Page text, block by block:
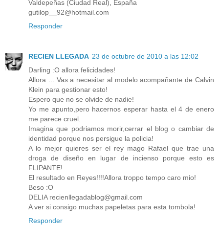
Valdepeñas (Ciudad Real), España
gutilop__92@hotmail.com
Responder
RECIEN LLEGADA 23 de octubre de 2010 a las 12:02
Darling :O allora felicidades!
Allora ... Vas a necesitar al modelo acompañante de Calvin
Klein para gestionar esto!
Espero que no se olvide de nadie!
Yo me apunto,pero hacernos esperar hasta el 4 de enero
me parece cruel.
Imagina que podriamos morir,cerrar el blog o cambiar de
identidad porque nos persigue la policia!
A lo mejor quieres ser el rey mago Rafael que trae una
droga de diseño en lugar de incienso porque esto es
FLIPANTE!
El resultado en Reyes!!!!Allora troppo tempo caro mio!
Beso :O
DELIA recienllegadablog@gmail.com
A ver si consigo muchas papeletas para esta tombola!
Responder